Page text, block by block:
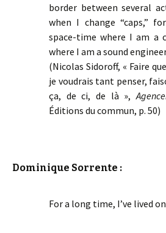
border between several
when I change “caps,”
space-time where I am a
where I am a sound
(Nicolas Sidoroff, « Faire
je voudrais tant penser,
ça, de ci, de là »,
Éditions du commun, p. 50)
Dominique Sorrente :
For a long time, I’ve lived